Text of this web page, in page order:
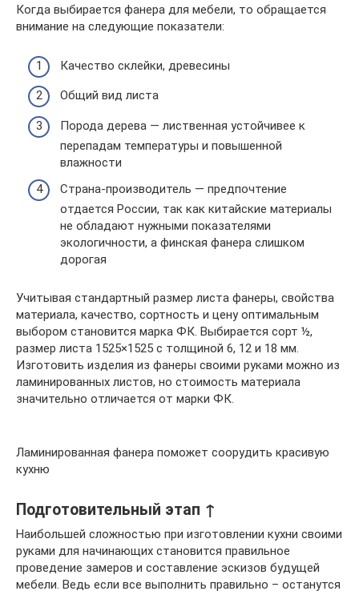
Когда выбирается фанера для мебели, то обращается
внимание на следующие показатели:
Качество склейки, древесины
Общий вид листа
Порода дерева — лиственная устойчивее к
перепадам температуры и повышенной
влажности
Страна-производитель — предпочтение
отдается России, так как китайские материалы
не обладают нужными показателями
экологичности, а финская фанера слишком
дорогая
Учитывая стандартный размер листа фанеры, свойства
материала, качество, сортность и цену оптимальным
выбором становится марка ФК. Выбирается сорт ½,
размер листа 1525×1525 с толщиной 6, 12 и 18 мм.
Изготовить изделия из фанеры своими руками можно из
ламинированных листов, но стоимость материала
значительно отличается от марки ФК.
Ламинированная фанера поможет соорудить красивую
кухню
Подготовительный этап ↑
Наибольшей сложностью при изготовлении кухни своими
руками для начинающих становится правильное
проведение замеров и составление эскизов будущей
мебели. Ведь если все выполнить правильно – останутся